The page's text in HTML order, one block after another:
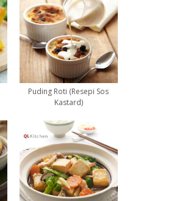
Puding Roti (Resepi Sos
Kastard)